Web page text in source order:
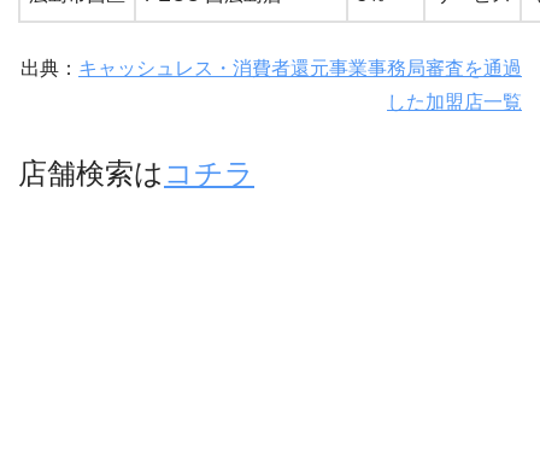
出典： キャッシュレス・消費者還元事業事務局審査を通過
した加盟店一覧
店舗検索は コチラ